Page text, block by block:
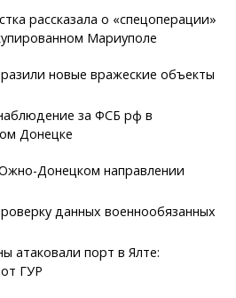
рассказала о «спецоперации»
Мариуполе
новые вражеские объекты
за ФСБ рф в
Донецке
Донецком направлении
данных военнообязанных
атаковали порт в Ялте:
ГУР